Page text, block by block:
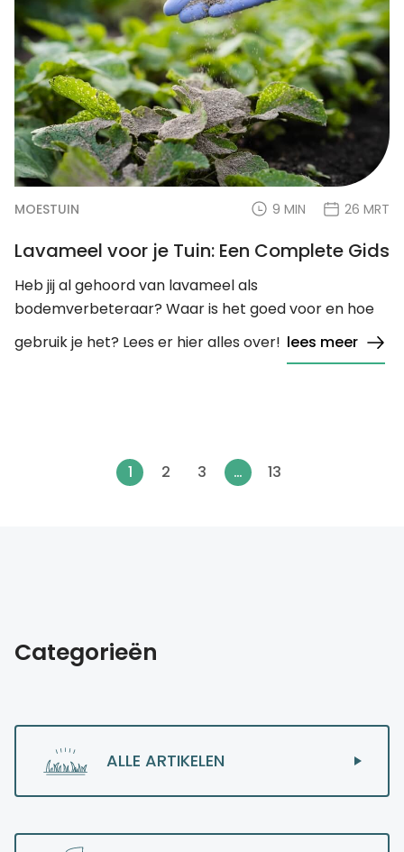
MOESTUIN 9 MIN 26 MRT
Lavameel voor je Tuin: Een Complete Gids
Heb jij al gehoord van lavameel als
bodemverbeteraar? Waar is het goed voor en hoe
gebruik je het? Lees er hier alles over! lees meer
1 2 3 … 13
Categorieën
ALLE ARTIKELEN